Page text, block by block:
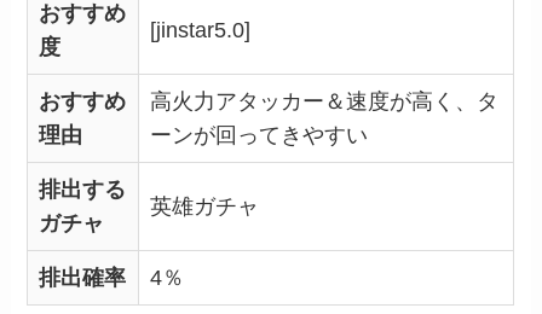
おすすめ
度
[jinstar5.0]
おすすめ
理由
高火力アタッカー＆速度が高く、タ
ーンが回ってきやすい
排出する
ガチャ
英雄ガチャ
排出確率 4％